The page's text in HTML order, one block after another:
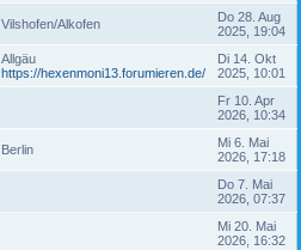
Vilshofen/Alkofen
Do 28. Aug
2025, 19:04
Allgäu
https://hexenmoni13.forumieren.de/
Di 14. Okt
2025, 10:01
Fr 10. Apr
2026, 10:34
Berlin
Mi 6. Mai
2026, 17:18
Do 7. Mai
2026, 07:37
Mi 20. Mai
2026, 16:32